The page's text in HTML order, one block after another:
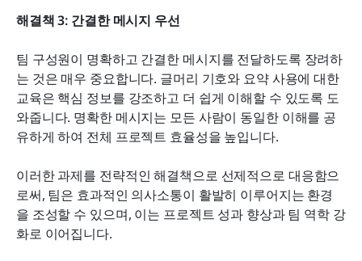
해결책 3: 간결한 메시지 우선
팀 구성원이 명확하고 간결한 메시지를 전달하도록 장려하
는 것은 매우 중요합니다. 글머리 기호와 요약 사용에 대한
교육은 핵심 정보를 강조하고 더 쉽게 이해할 수 있도록 도
와줍니다. 명확한 메시지는 모든 사람이 동일한 이해를 공
유하게 하여 전체 프로젝트 효율성을 높입니다.
이러한 과제를 전략적인 해결책으로 선제적으로 대응함으
로써, 팀은 효과적인 의사소통이 활발히 이루어지는 환경
을 조성할 수 있으며, 이는 프로젝트 성과 향상과 팀 역학 강
화로 이어집니다.